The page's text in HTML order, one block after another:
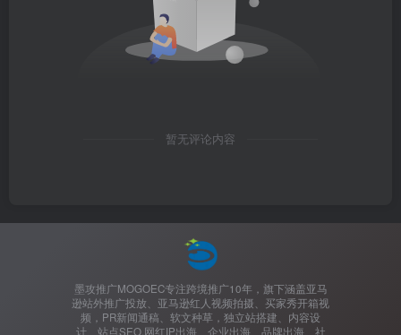
暂无评论内容
墨攻推广MOGOEC专注跨境推广10年，旗下涵盖亚马
逊站外推广投放、亚马逊红人视频拍摄、买家秀开箱视
频，PR新闻通稿、软文种草，独立站搭建、内容设
计、站点SEO,网红IP出海、企业出海、品牌出海、社